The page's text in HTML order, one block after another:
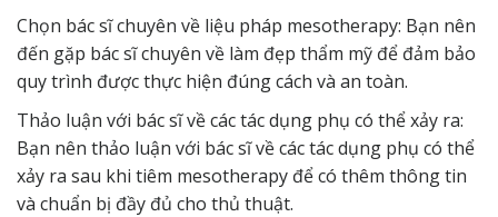
Chọn bác sĩ chuyên về liệu pháp mesotherapy: Bạn nên
đến gặp bác sĩ chuyên về làm đẹp thẩm mỹ để đảm bảo
quy trình được thực hiện đúng cách và an toàn.
Thảo luận với bác sĩ về các tác dụng phụ có thể xảy ra:
Bạn nên thảo luận với bác sĩ về các tác dụng phụ có thể
xảy ra sau khi tiêm mesotherapy để có thêm thông tin
và chuẩn bị đầy đủ cho thủ thuật.